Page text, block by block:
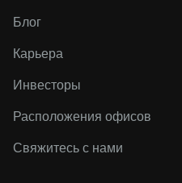
Блог
Карьера
Инвесторы
Расположения офисов
Свяжитесь с нами